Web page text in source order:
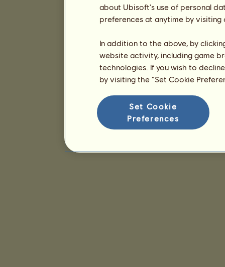
about Ubisoft's use of personal
preferences at anytime by
In addition to the above, by
website activity, including game
technologies. If you wish to
by visiting the “Set Cookie
Set Cookie
Preferences